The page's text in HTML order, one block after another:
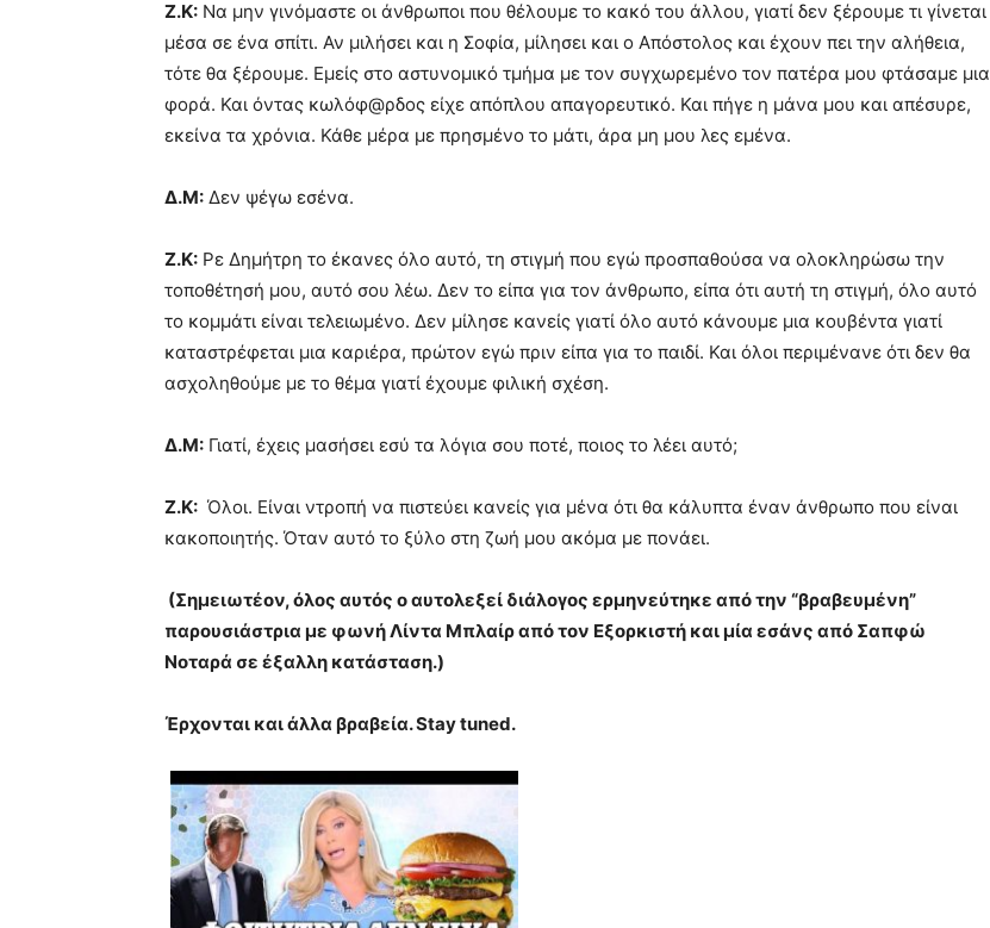
Ζ.Κ: Να μην γινόμαστε οι άνθρωποι που θέλουμε το κακό του άλλου, γιατί δεν ξέρουμε τι γίνεται
μέσα σε ένα σπίτι. Αν μιλήσει και η Σοφία, μίλησει και ο Απόστολος και έχουν πει την αλήθεια,
τότε θα ξέρουμε. Εμείς στο αστυνομικό τμήμα με τον συγχωρεμένο τον πατέρα μου φτάσαμε μια
φορά. Και όντας κωλόφ@ρδος είχε απόπλου απαγορευτικό. Και πήγε η μάνα μου και απέσυρε,
εκείνα τα χρόνια. Κάθε μέρα με πρησμένο το μάτι, άρα μη μου λες εμένα.
Δ.Μ: Δεν ψέγω εσένα.
Ζ.Κ: Ρε Δημήτρη το έκανες όλο αυτό, τη στιγμή που εγώ προσπαθούσα να ολοκληρώσω την
τοποθέτησή μου, αυτό σου λέω. Δεν το είπα για τον άνθρωπο, είπα ότι αυτή τη στιγμή, όλο αυτό
το κομμάτι είναι τελειωμένο. Δεν μίλησε κανείς γιατί όλο αυτό κάνουμε μια κουβέντα γιατί
καταστρέφεται μια καριέρα, πρώτον εγώ πριν είπα για το παιδί. Και όλοι περιμένανε ότι δεν θα
ασχοληθούμε με το θέμα γιατί έχουμε φιλική σχέση.
Δ.Μ: Γιατί, έχεις μασήσει εσύ τα λόγια σου ποτέ, ποιος το λέει αυτό;
Ζ.Κ: Όλοι. Είναι ντροπή να πιστεύει κανείς για μένα ότι θα κάλυπτα έναν άνθρωπο που είναι
κακοποιητής. Όταν αυτό το ξύλο στη ζωή μου ακόμα με πονάει.
(Σημειωτέον, όλος αυτός ο αυτολεξεί διάλογος ερμηνεύτηκε από την “βραβευμένη”
παρουσιάστρια με φωνή Λίντα Μπλαίρ από τον Εξορκιστή και μία εσάνς από Σαπφώ
Νοταρά σε έξαλλη κατάσταση.)
Έρχονται και άλλα βραβεία. Stay tuned.